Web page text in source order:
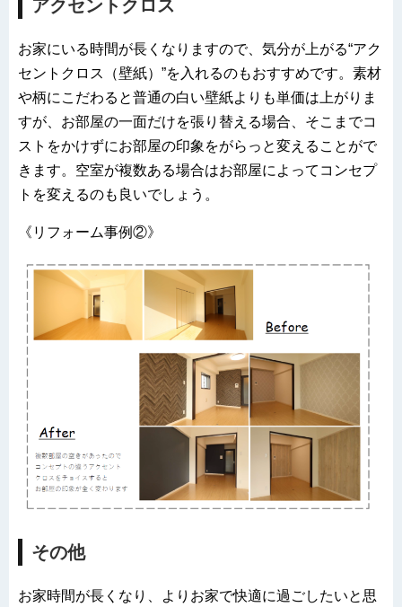
アクセントクロス
お家にいる時間が長くなりますので、気分が上がる“アク
セントクロス（壁紙）”を入れるのもおすすめです。素材
や柄にこだわると普通の白い壁紙よりも単価は上がりま
すが、お部屋の一面だけを張り替える場合、そこまでコ
ストをかけずにお部屋の印象をがらっと変えることがで
きます。空室が複数ある場合はお部屋によってコンセプ
トを変えるのも良いでしょう。
《リフォーム事例②》
その他
お家時間が長くなり、よりお家で快適に過ごしたいと思